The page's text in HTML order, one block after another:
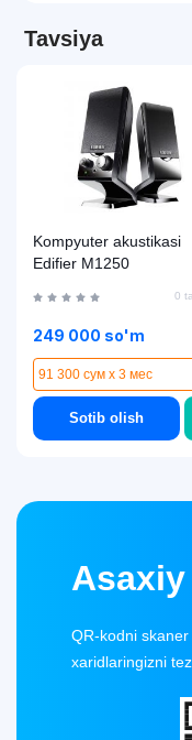
Tavsiya
Kompyuter akustikasi
Edifier M1250
0
249 000 so'm
91 300 сум x 3 мес
Sotib olish
QR-kodni
xaridlaringizni